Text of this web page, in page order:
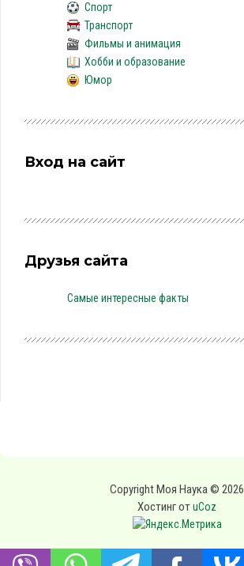
Спорт
Транспорт
Фильмы и анимация
Хобби и образование
Юмор
Вход на сайт
Друзья сайта
Самые интересные факты
Copyright Моя Наука © 2026
Хостинг отuCoz